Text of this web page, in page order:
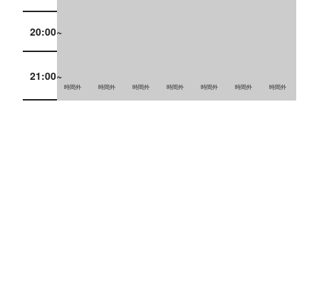
20:00~
21:00~
時間外 時間外 時間外 時間外 時間外 時間外 時間外